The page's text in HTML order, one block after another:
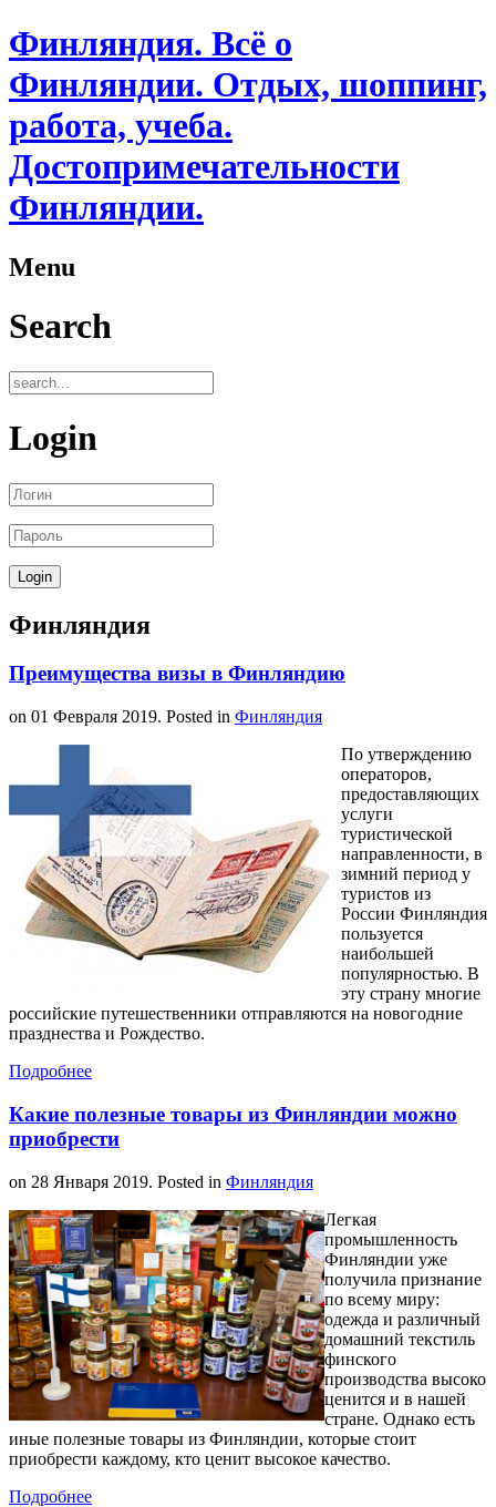
Финляндия. Всё о
Финляндии. Отдых, шоппинг,
работа, учеба.
Достопримечательности
Финляндии.
Menu
Search
Login
Финляндия
Преимущества визы в Финляндию
on 01 Февраля 2019. Posted in Финляндия
По утверждению
операторов,
предоставляющих
услуги
туристической
направленности, в
зимний период у
туристов из
России Финляндия
пользуется
наибольшей
популярностью. В
эту страну многие
российские путешественники отправляются на новогодние
празднества и Рождество.
Подробнее
Какие полезные товары из Финляндии можно
приобрести
on 28 Января 2019. Posted in Финляндия
Легкая
промышленность
Финляндии уже
получила признание
по всему миру:
одежда и различный
домашний текстиль
финского
производства высоко
ценится и в нашей
стране. Однако есть
иные полезные товары из Финляндии, которые стоит
приобрести каждому, кто ценит высокое качество.
Подробнее